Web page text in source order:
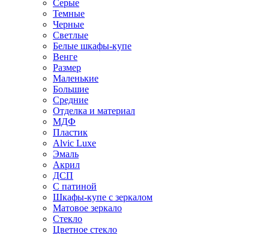
Серые
Темные
Черные
Светлые
Белые шкафы-купе
Венге
Размер
Маленькие
Большие
Средние
Отделка и материал
МДФ
Пластик
Alvic Luxe
Эмаль
Акрил
ДСП
С патиной
Шкафы-купе с зеркалом
Матовое зеркало
Стекло
Цветное стекло